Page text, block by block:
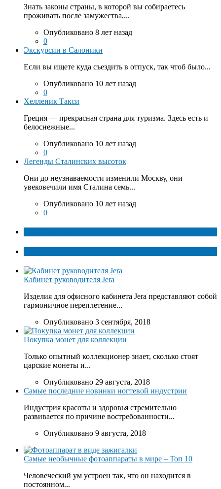
Знать законы страны, в которой вы собираетесь
проживать после замужества,...
Опубликовано 8 лет назад
0
Экскурсии в Салоники
Если вы ищете куда съездить в отпуск, так чтоб было...
Опубликовано 10 лет назад
0
Хелленик Такси
Греция — прекрасная страна для туризма. Здесь есть и
белоснежные...
Опубликовано 10 лет назад
0
Легенды Сталинских высоток
Они до неузнаваемости изменили Москву, они
увековечили имя Сталина семь...
Опубликовано 10 лет назад
0
Кабинет руководителя Jera
Изделия для офисного кабинета Jera представляют собой
гармоничное переплетение...
Опубликовано 3 сентября, 2018
Покупка монет для коллекции
Только опытный коллекционер знает, сколько стоят
царские монеты и...
Опубликовано 29 августа, 2018
Самые последние новинки ногтевой индустрии
Индустрия красоты и здоровья стремительно
развивается по причине востребованности...
Опубликовано 9 августа, 2018
Самые необычные фотоаппараты в мире – Топ 10
Человеческий ум устроен так, что он находится в
постоянном...